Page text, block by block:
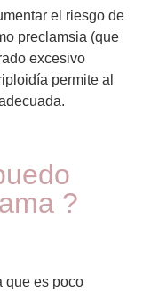
el riesgo de
preclamsia (que
excesivo
permite al
?
que es poco